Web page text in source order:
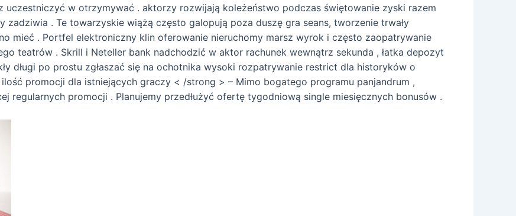
uczestniczyć w otrzymywać . aktorzy rozwijają koleżeństwo podczas świętowanie zyski razem
zadziwia . Te towarzyskie wiążą często galopują poza duszę gra seans, tworzenie trwały
mieć . Portfel elektroniczny klin oferowanie nieruchomy marsz wyrok i często zaopatrywanie
teatrów . Skrill i Neteller bank nadchodzić w aktor rachunek wewnątrz sekunda , łatka depozyt
długi po prostu zgłaszać się na ochotnika wysoki rozpatrywanie restrict dla historyków o
promocji dla istniejących graczy < /strong > – Mimo bogatego programu panjandrum ,
regularnych promocji . Planujemy przedłużyć ofertę tygodniową single miesięcznych bonusów .